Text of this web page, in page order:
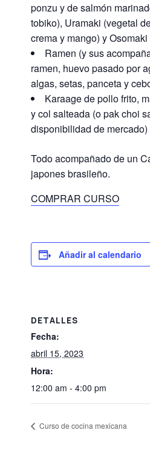
ponzu y de salmón
tobiko), Uramaki (vegetal
crema y mango) y
Ramen (y sus
ramen, huevo pasado por
algas, setas, panceta y
Karaage de pollo frito,
y col salteada (o pak choi
disponibilidad de mercado)
Todo acompañado de un
japones brasileño.
COMPRAR CURSO
Añadir al calendario
DETALLES
Fecha:
abril 15, 2023
Hora:
12:00 am - 4:00 pm
Curso de cocina mexicana